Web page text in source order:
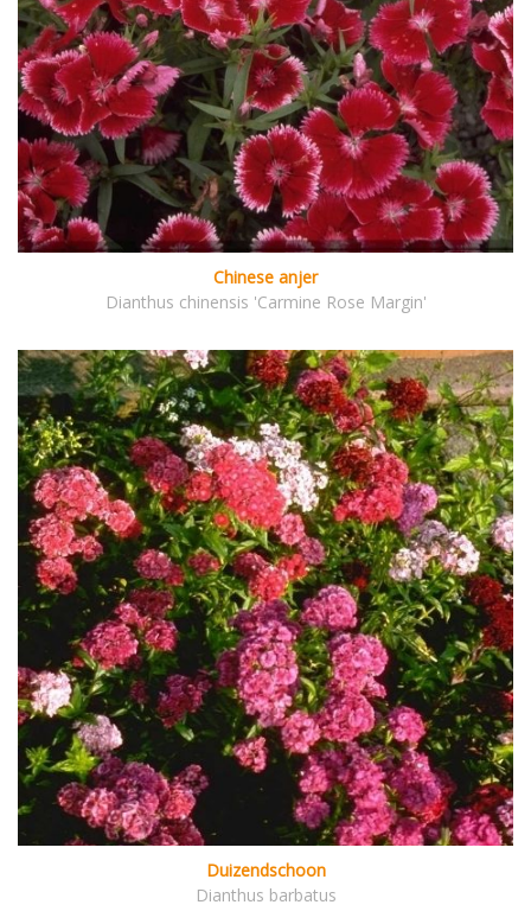
Chinese anjer
Dianthus chinensis 'Carmine Rose Margin'
Duizendschoon
Dianthus barbatus